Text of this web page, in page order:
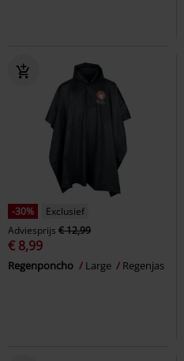
-30%
Exclusief
Adviesprijs € 12,99
€ 8,99
Regenponcho Large Regenjas